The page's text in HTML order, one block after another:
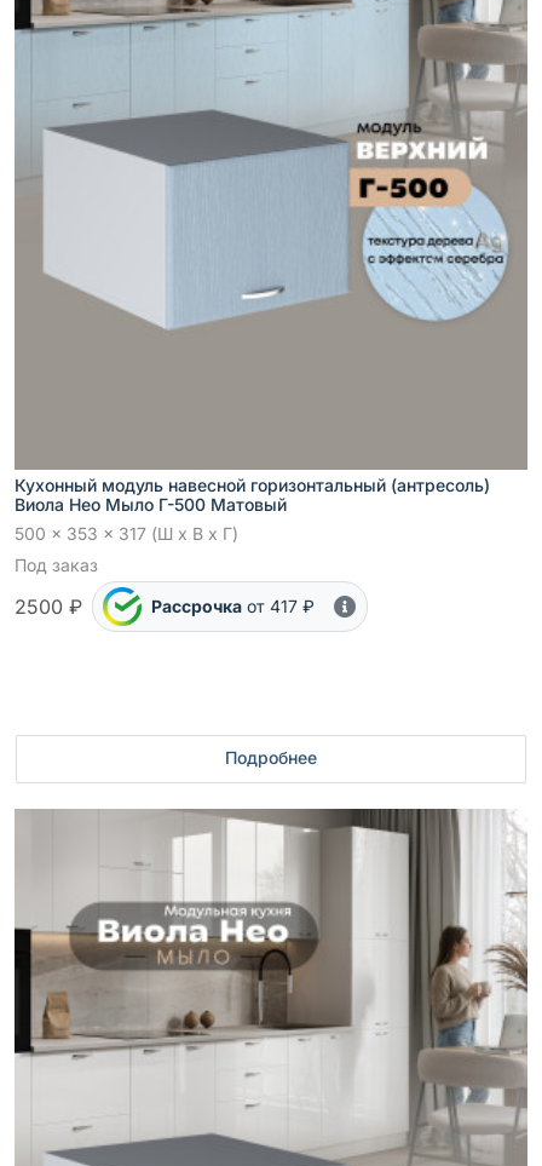
Кухонный модуль навесной горизонтальный (антресоль)
Виола Нео Мыло Г-500 Матовый
500 x 353 x 317 (Ш x В x Г)
Под заказ
2500 ₽ Рассрочка от 417 ₽
Подробнее